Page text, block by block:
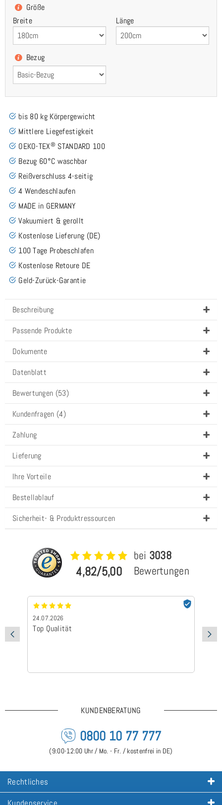
Größe
Breite
Länge
Bezug
bis 80 kg Körpergewicht
Mittlere Liegefestigkeit
OEKO-TEX® STANDARD 100
Bezug 60°C waschbar
Reißverschluss 4-seitig
4 Wendeschlaufen
MADE in GERMANY
Vakuumiert & gerollt
Kostenlose Lieferung (DE)
100 Tage Probeschlafen
Kostenlose Retoure DE
Geld-Zurück-Garantie
Beschreibung
Passende Produkte
Dokumente
Datenblatt
Bewertungen (53)
Kundenfragen (4)
Zahlung
Lieferung
Ihre Vorteile
Bestellablauf
Sicherheit- & Produktressourcen
4,82/5,00
bei 3038
Bewertungen
24.07.2026
Top Qualität
KUNDENBERATUNG
0800 10 77 777
(9:00-12:00 Uhr / Mo. - Fr. / kostenfrei in DE)
Rechtliches